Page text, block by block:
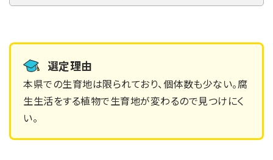
選定理由
本県での生育地は限られており、個体数も少ない。腐
生生活をする植物で生育地が変わるので見つけにく
い。